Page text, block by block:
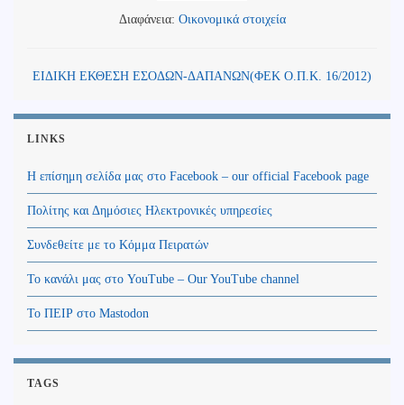
Διαφάνεια: Οικονομικά στοιχεία
ΕΙΔΙΚΗ ΕΚΘΕΣΗ ΕΣΟΔΩΝ-ΔΑΠΑΝΩΝ(ΦΕΚ Ο.Π.Κ. 16/2012)
LINKS
Η επίσημη σελίδα μας στο Facebook – our official Facebook page
Πολίτης και Δημόσιες Ηλεκτρονικές υπηρεσίες
Συνδεθείτε με το Κόμμα Πειρατών
Το κανάλι μας στο YouTube – Our YouTube channel
Το ΠΕΙΡ στο Mastodon
TAGS